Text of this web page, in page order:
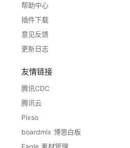
帮助中心
插件下载
意见反馈
更新日志
友情链接
腾讯CDC
腾讯云
Pixso
boardmix 博思白板
Eagle 素材管理